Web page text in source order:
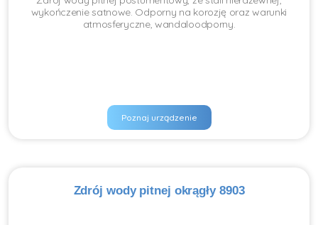
wykończenie satnowe. Odporny na korozję oraz warunki
atmosferyczne, wandaloodporny.
Poznaj urządzenie
Zdrój wody pitnej okrągły 8903